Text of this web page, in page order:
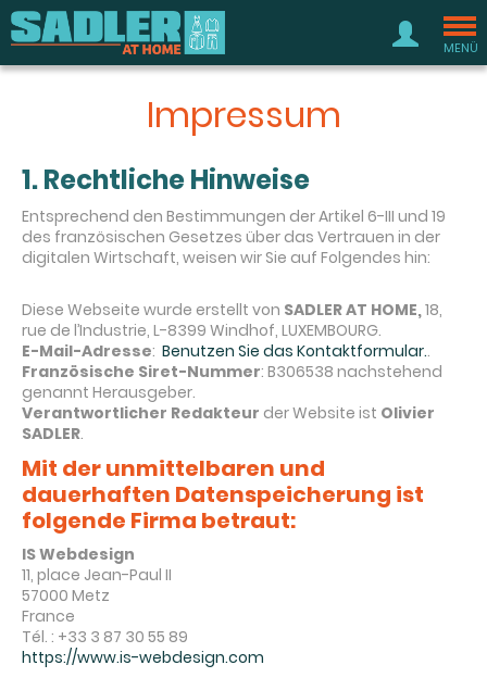
MENÜ
Impressum
1. Rechtliche Hinweise
Entsprechend den Bestimmungen der Artikel 6-III und 19
des französischen Gesetzes über das Vertrauen in der
digitalen Wirtschaft, weisen wir Sie auf Folgendes hin:
Diese Webseite wurde erstellt von SADLER AT HOME,18,
rue de l’Industrie, L-8399 Windhof, LUXEMBOURG.
E-Mail-Adresse: Benutzen Sie das Kontaktformular..
Französische Siret-Nummer: B306538 nachstehend
genannt Herausgeber.
Verantwortlicher Redakteur der Website ist Olivier
SADLER.
Mit der unmittelbaren und
dauerhaften Datenspeicherung ist
folgende Firma betraut:
IS Webdesign
11, place Jean-Paul II
57000 Metz
France
Tél. : +33 3 87 30 55 89
https://www.is-webdesign.com